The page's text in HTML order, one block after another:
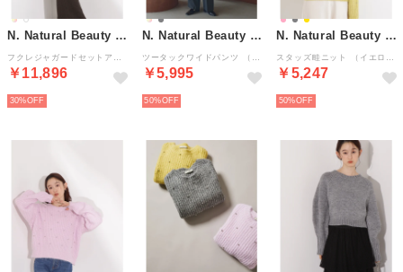
N. Natural Beauty Basic*
￥11,896
30%
N. Natural Beauty Basic*
￥5,995
50%
N. Natural Beauty Basic*
￥5,247
50%